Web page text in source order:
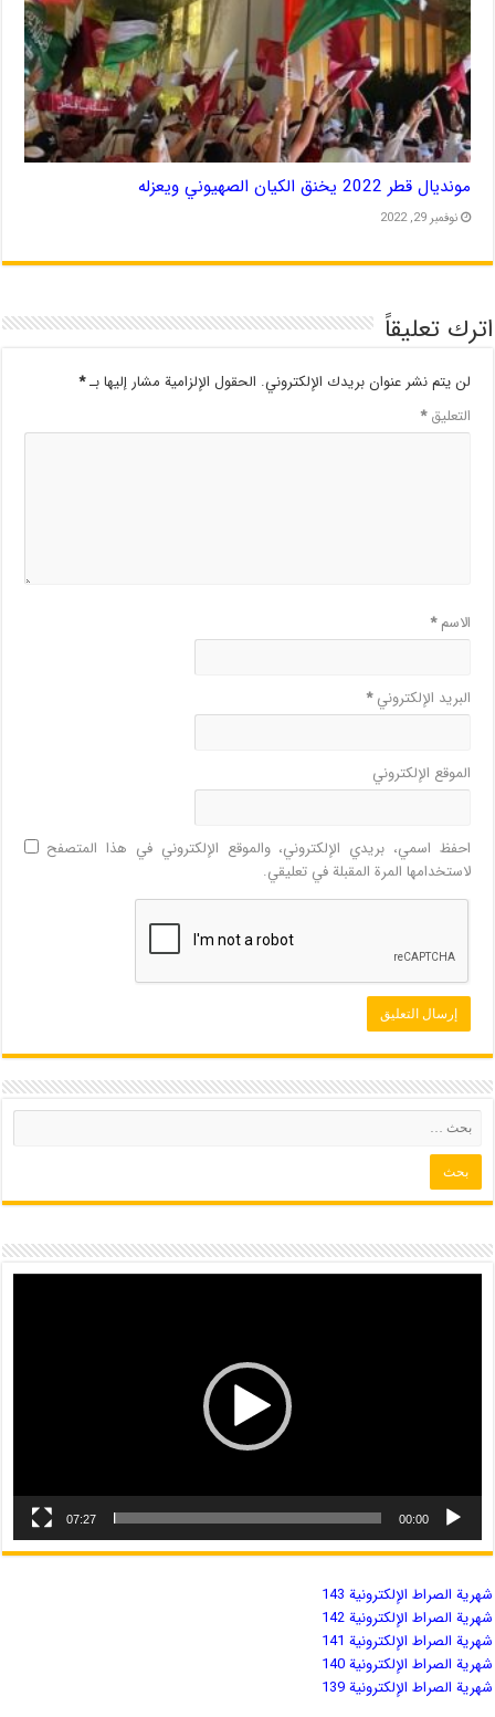
مونديال قطر 2022 يخنق الكيان الصهيوني ويعزله
نوفمبر 29, 2022
اترك تعليقاً
لن يتم نشر عنوان بريدك الإلكتروني. الحقول الإلزامية مشار إليها بـ*
التعليق*
الاسم*
البريد الإلكتروني*
الموقع الإلكتروني
احفظ اسمي، بريدي الإلكتروني، والموقع الإلكتروني في هذا المتصفح
لاستخدامها المرة المقبلة في تعليقي.
00:00
07:27
شهریة الصراط الإلكترونية 143
شهریة الصراط الإلكترونية 142
شهریة الصراط الإلكترونية 141
شهریة الصراط الإلكترونية 140
شهریة الصراط الإلكترونية 139